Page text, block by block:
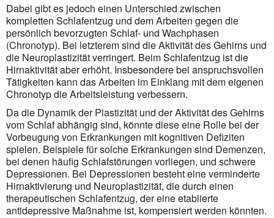
Dabei gibt es jedoch einen Unterschied zwischen
kompletten Schlafentzug und dem Arbeiten gegen die
persönlich bevorzugten Schlaf- und Wachphasen
(Chronotyp). Bei letzterem sind die Aktivität des Gehirns und
die Neuroplastizität verringert. Beim Schlafentzug ist die
Hirnaktivität aber erhöht. Insbesondere bei anspruchsvollen
Tätigkeiten kann das Arbeiten im Einklang mit dem eigenen
Chronotyp die Arbeitsleistung verbessern.
Da die Dynamik der Plastizität und der Aktivität des Gehirns
vom Schlaf abhängig sind, könnte diese eine Rolle bei der
Vorbeugung von Erkrankungen mit kognitiven Defiziten
spielen. Beispiele für solche Erkrankungen sind Demenzen,
bei denen häufig Schlafstörungen vorliegen, und schwere
Depressionen. Bei Depressionen besteht eine verminderte
Hirnaktivierung und Neuroplastizität, die durch einen
therapeutischen Schlafentzug, der eine etablierte
antidepressive Maßnahme ist, kompensiert werden könnten.